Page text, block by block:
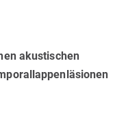
akustischen